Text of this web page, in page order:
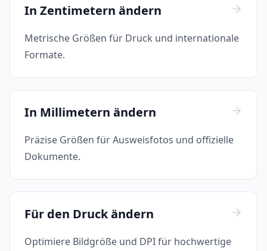
In Zentimetern ändern
Metrische Größen für Druck und internationale
Formate.
In Millimetern ändern
Präzise Größen für Ausweisfotos und offizielle
Dokumente.
Für den Druck ändern
Optimiere Bildgröße und DPI für hochwertige